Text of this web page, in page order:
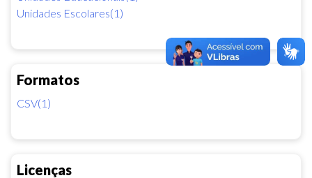
Unidades Escolares(1)
Formatos
CSV(1)
Licenças